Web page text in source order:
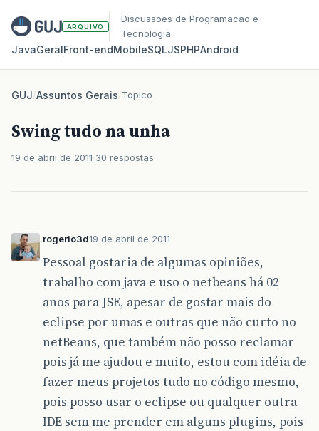
ARQUIVO
Discussoes de Programacao e
Tecnologia
JavaGeralFront‑endMobileSQLJSPHPAndroid
GUJ/Assuntos Gerais/Topico
Swing tudo na unha
19 de abril de 2011 30 respostas
rogerio3d19 de abril de 2011
Pessoal gostaria de algumas opiniões,
trabalho com java e uso o netbeans há 02
anos para JSE, apesar de gostar mais do
eclipse por umas e outras que não curto no
netBeans, que também não posso reclamar
pois já me ajudou e muito, estou com idéia de
fazer meus projetos tudo no código mesmo,
pois posso usar o eclipse ou qualquer outra
IDE sem me prender em alguns plugins, pois